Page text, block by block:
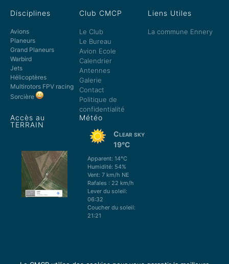
Disciplines
Avions
Planeurs
Grand Planeurs
Warbird
Jets
Hélicoptères
Multirotors FPV racing
Sorcière
Club CMCP
Le Club
Le Bureau
Avion Ecole
Calendrier
Antennes
Galerie
Contact
Politique de
confidentialité
Liens Utiles
La commune Ennery
Accès au
TERRAIN
Météo
Clear sky
19°C
Apparent: 14°C
Humidité: 54%
Vent: 7 km/h NE
Rafales : 22 km/h
Lever du soleil:
06:32
Coucher du soleil:
21:21